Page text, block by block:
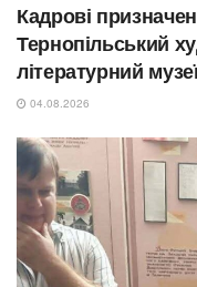
Кадрові
Тернопільський
літературний
04.08.2026